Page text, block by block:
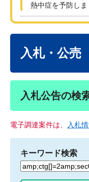
熱中症を予防しま
入札・公売
入札公告の検
電子調達案件は、 入札
キーワード検索
検